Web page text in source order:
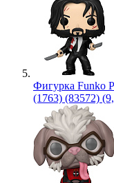
Фигурка Funko
(1763) (83572)